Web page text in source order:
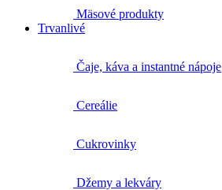
Mäsové produkty
Trvanlivé
Čaje, káva a instantné nápoje
Cereálie
Cukrovinky
Džemy a lekváry